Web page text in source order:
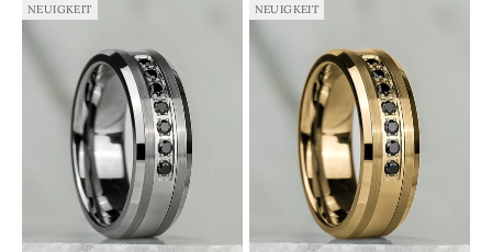
NEUIGKEIT NEUIGKEIT